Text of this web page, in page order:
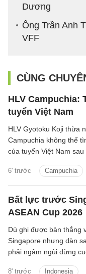
Dương
Ông Trần Anh
VFF
CÙNG
HLV Campuchia:
tuyển Việt Nam
6' trước Campuchia
HLV Gyotoku Koji thừa
Campuchia không thể
của tuyển Việt Nam
thời tin rằng thầy trò
đủ sức góp mặt ở trận
Bất lực trước
ASEAN Cup 2026
8' trước Indonesia
Dù ghi được bàn thắng
Singapore nhưng dàn
phải ngậm ngùi dừng